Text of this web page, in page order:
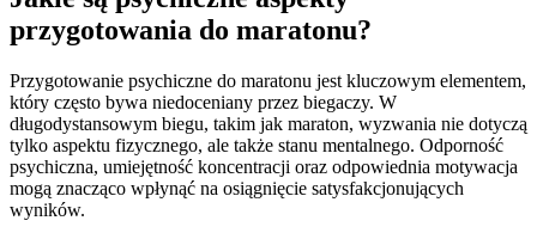
przygotowania do maratonu?
Przygotowanie psychiczne do maratonu jest kluczowym elementem,
który często bywa niedoceniany przez biegaczy. W
długodystansowym biegu, takim jak maraton, wyzwania nie dotyczą
tylko aspektu fizycznego, ale także stanu mentalnego. Odporność
psychiczna, umiejętność koncentracji oraz odpowiednia motywacja
mogą znacząco wpłynąć na osiągnięcie satysfakcjonujących
wyników.